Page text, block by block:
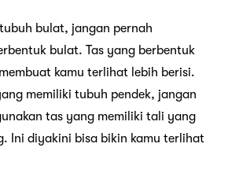
bulat, jangan pernah
bulat. Tas yang berbentuk
kamu terlihat lebih berisi.
memiliki tubuh pendek, jangan
tas yang memiliki tali yang
Ini diyakini bisa bikin kamu terlihat